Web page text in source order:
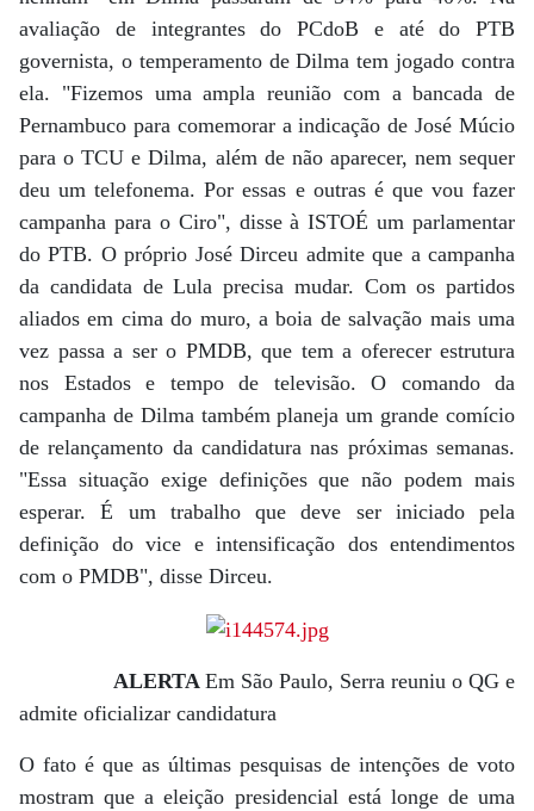
avaliação de integrantes do PCdoB e até do PTB
governista, o temperamento de Dilma tem jogado contra
ela. "Fizemos uma ampla reunião com a bancada de
Pernambuco para comemorar a indicação de José Múcio
para o TCU e Dilma, além de não aparecer, nem sequer
deu um telefonema. Por essas e outras é que vou fazer
campanha para o Ciro", disse à ISTOÉ um parlamentar
do PTB. O próprio José Dirceu admite que a campanha
da candidata de Lula precisa mudar. Com os partidos
aliados em cima do muro, a boia de salvação mais uma
vez passa a ser o PMDB, que tem a oferecer estrutura
nos Estados e tempo de televisão. O comando da
campanha de Dilma também planeja um grande comício
de relançamento da candidatura nas próximas semanas.
"Essa situação exige definições que não podem mais
esperar. É um trabalho que deve ser iniciado pela
definição do vice e intensificação dos entendimentos
com o PMDB", disse Dirceu.
ALERTA Em São Paulo, Serra reuniu o QG e
admite oficializar candidatura
O fato é que as últimas pesquisas de intenções de voto
mostram que a eleição presidencial está longe de uma